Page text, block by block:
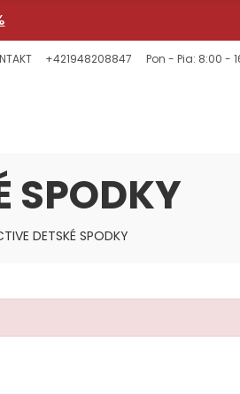
+421948208847 Pon - Pia: 8:00 -
SPODKY
DETSKÉ SPODKY